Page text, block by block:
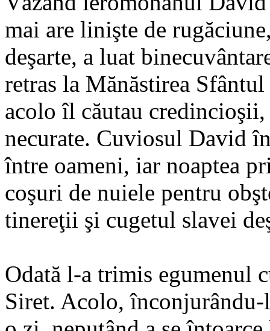
mai are linişte de
deşarte, a luat
retras la Mănăstirea
acolo îl căutau
necurate. Cuviosul David
între oameni, iar noaptea
coşuri de nuiele pentru
tinereţii şi cugetul slavei
Odată l-a trimis egumenul
Siret. Acolo,